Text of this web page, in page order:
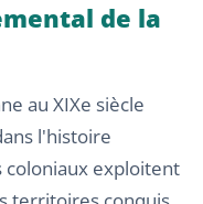
de la
au XIXe siècle
l'histoire
exploitent